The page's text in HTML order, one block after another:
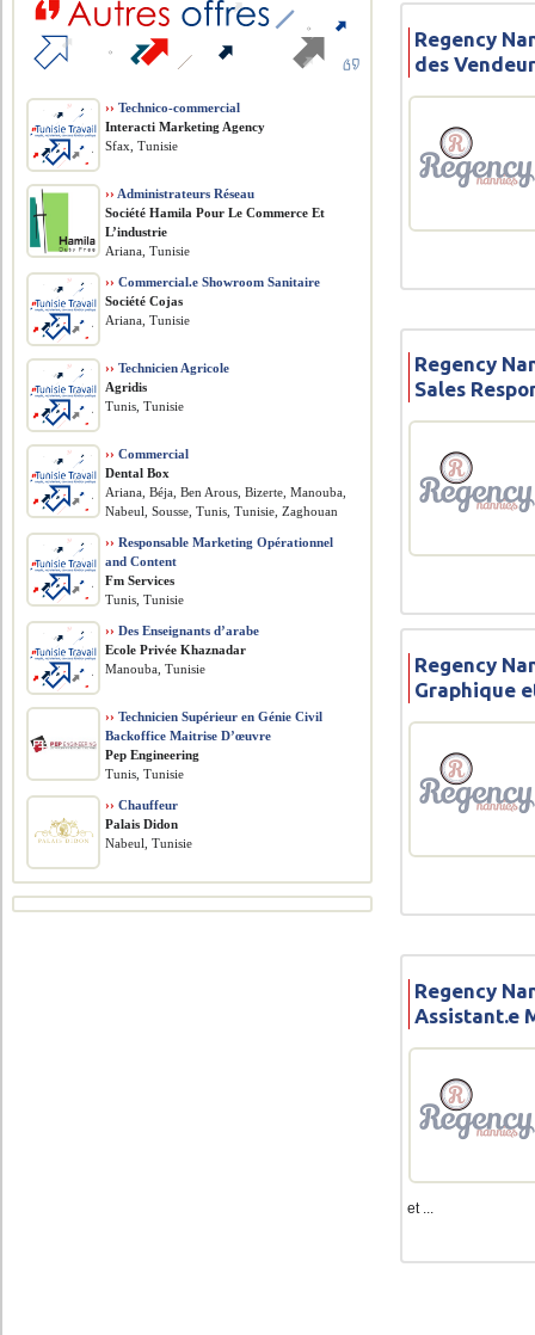
Regency
des
Regency
Sales
Regency
Graphique
Regency
Assistant.e
et ...
›› Technico-commercial
Interacti Marketing Agency
Sfax, Tunisie
›› Administrateurs Réseau
Société Hamila Pour Le Commerce Et
L’industrie
Ariana, Tunisie
›› Commercial.e Showroom Sanitaire
Société Cojas
Ariana, Tunisie
›› Technicien Agricole
Agridis
Tunis, Tunisie
›› Commercial
Dental Box
Ariana, Béja, Ben Arous, Bizerte, Manouba,
Nabeul, Sousse, Tunis, Tunisie, Zaghouan
›› Responsable Marketing Opérationnel
and Content
Fm Services
Tunis, Tunisie
›› Des Enseignants d’arabe
Ecole Privée Khaznadar
Manouba, Tunisie
›› Technicien Supérieur en Génie Civil
Backoffice Maitrise D’œuvre
Pep Engineering
Tunis, Tunisie
›› Chauffeur
Palais Didon
Nabeul, Tunisie